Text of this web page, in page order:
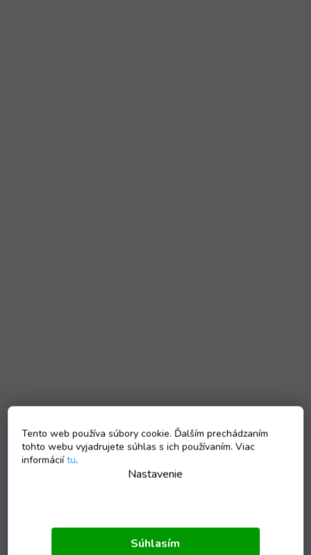
Tento web používa súbory cookie. Ďalším prechádzaním
tohto webu vyjadrujete súhlas s ich používaním. Viac
informáciítu.
Nastavenie
Súhlasím